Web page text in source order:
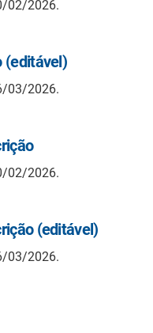
02/2026.
(editável)
03/2026.
02/2026.
(editável)
03/2026.